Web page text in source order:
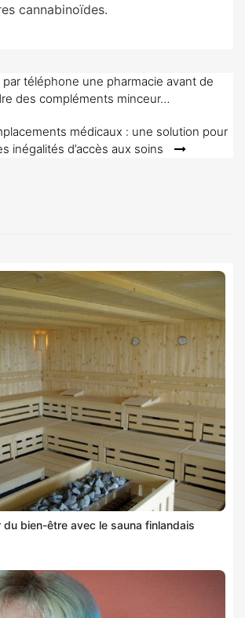
cannabinoïdes.
téléphone une pharmacie avant de
des compléments minceur…
médicaux : une solution pour
inégalités d’accès aux soins
bien-être avec le sauna finlandais